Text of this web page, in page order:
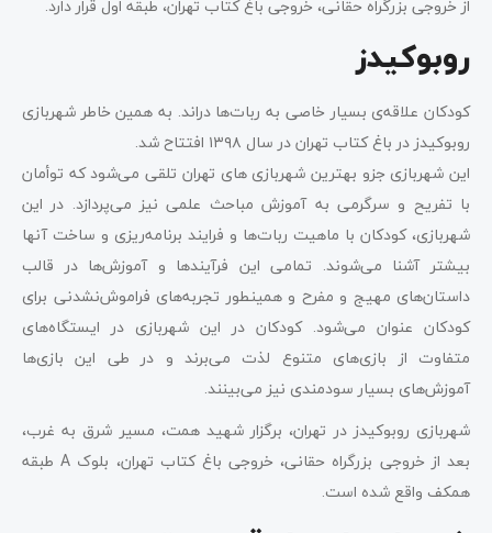
از خروجی بزرگراه حقانی، خروجی باغ کتاب تهران، طبقه اول قرار دارد.
روبوکیدز
کودکان علاقه‌ی بسیار خاصی به ربات‌ها دراند. به همین خاطر شهربازی
روبوکیدز در باغ کتاب تهران در سال ۱۳۹۸ افتتاح شد.
این شهربازی جزو بهترین شهربازی ‌های تهران تلقی می‌شود که توأمان
با تفریح و سرگرمی به آموزش مباحث علمی نیز می‌پردازد. در این
شهربازی، کودکان با ماهیت ربات‌ها و فرایند برنامه‌ریزی و ساخت آنها
بیشتر آشنا می‌شوند. تمامی این فرآیندها و آموزش‌ها در قالب
داستان‌های مهیج و مفرح و همینطور تجربه‌های فراموش‌نشدنی برای
کودکان عنوان می‌شود. کودکان در این شهربازی در ایستگاه‌های
متفاوت از بازی‌های متنوع لذت می‌برند و در طی این بازی‌ها
آموزش‌های بسیار سودمندی نیز می‌بینند.
شهربازی روبوکیدز در تهران، برگزار شهید همت، مسیر شرق به غرب،
بعد از خروجی بزرگراه حقانی، خروجی باغ کتاب تهران، بلوک A طبقه
همکف واقع شده است.